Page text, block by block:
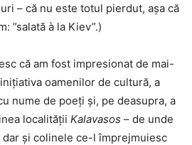
– că nu este totul pierdut, așa că
”salată à la Kiev”.)
că am fost impresionat de mai-
oamenilor de cultură, a
nume de poeți și, pe deasupra, a
localității Kalavasos – de unde
și colinele ce-l împrejmuiesc